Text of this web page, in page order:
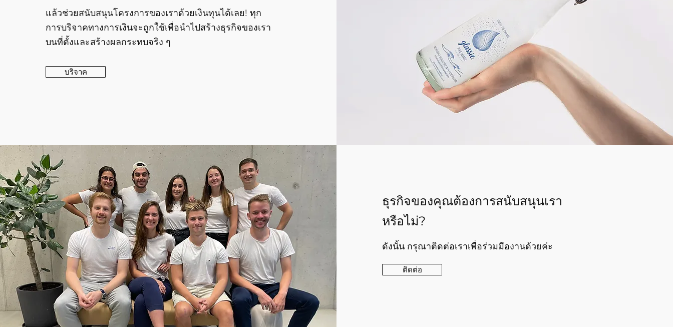
แล้วช่วยสนับสนุนโครงการของเราด้วยเงินทุนได้เลย! ทุก
การบริจาคทางการเงินจะถูกใช้เพื่อนำไปสร้างธุรกิจของเรา
บนที่ตั้งและสร้างผลกระทบจริง ๆ
บริจาค
ธุรกิจของคุณต้องการสนับสนุนเรา
หรือไม่?
ดังนั้น กรุณาติดต่อเราเพื่อร่วมมืองานด้วยค่ะ
ติดต่อ